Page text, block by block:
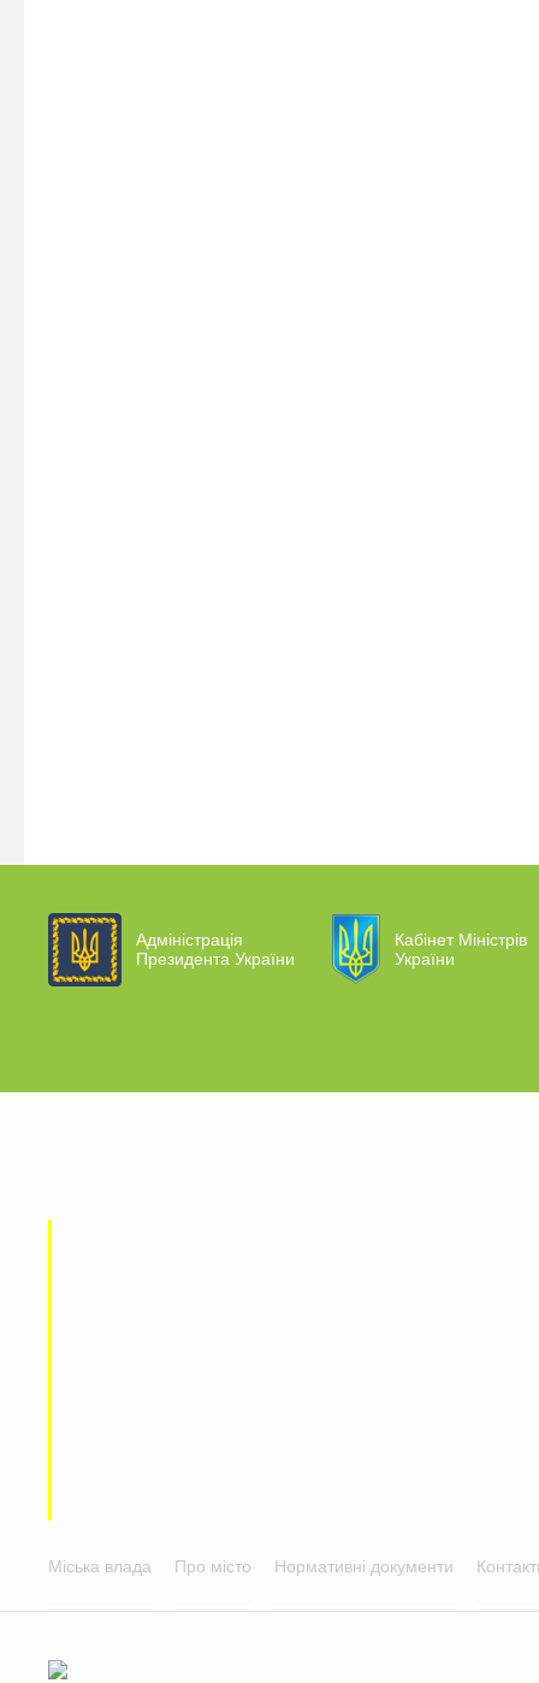
Адміністрація
Президента України
Кабінет Міністрів
України
Міська влада Про місто Нормативні документи